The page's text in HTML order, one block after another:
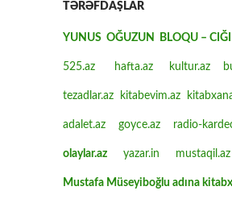
TƏRƏFDAŞLAR
YUNUS OĞUZUN BLOQU –
525.az hafta.az kultur.az
tezadlar.az kitabevim.az
adalet.az goyce.az radio-
olaylar.az yazar.in mustaqil.az
Mustafa Müseyiboğlu adına